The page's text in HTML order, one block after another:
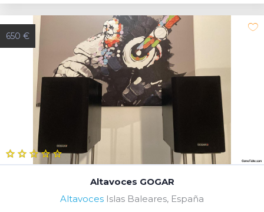
650 €
Altavoces GOGAR
Altavoces Islas Baleares, España